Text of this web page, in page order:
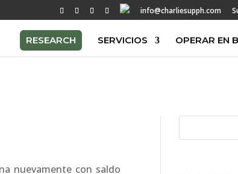
info@charliesupph.com
RESEARCH SERVICIOS OPERAR EN
nuevamente con saldo